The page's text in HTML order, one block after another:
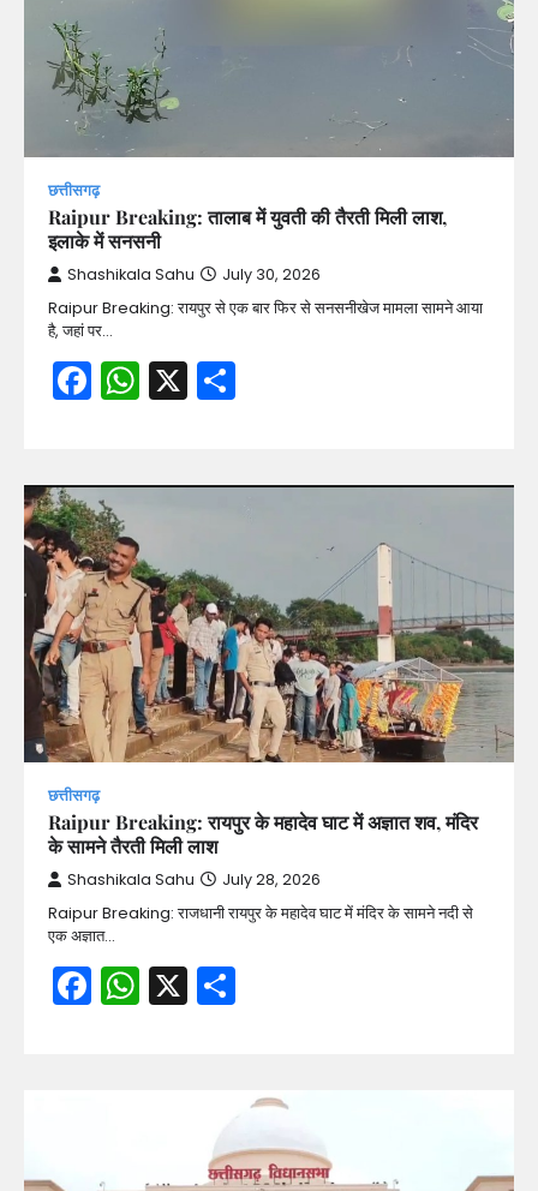
छत्तीसगढ़
Raipur Breaking: तालाब में युवती की तैरती मिली लाश,
इलाके में सनसनी
Shashikala Sahu July 30, 2026
Raipur Breaking: रायपुर से एक बार फिर से सनसनीखेज मामला सामने आया
है, जहां पर…
Facebook
WhatsApp
X
छत्तीसगढ़
Raipur Breaking: रायपुर के महादेव घाट में अज्ञात शव, मंदिर
के सामने तैरती मिली लाश
Shashikala Sahu July 28, 2026
Raipur Breaking: राजधानी रायपुर के महादेव घाट में मंदिर के सामने नदी से
एक अज्ञात…
Facebook
WhatsApp
X